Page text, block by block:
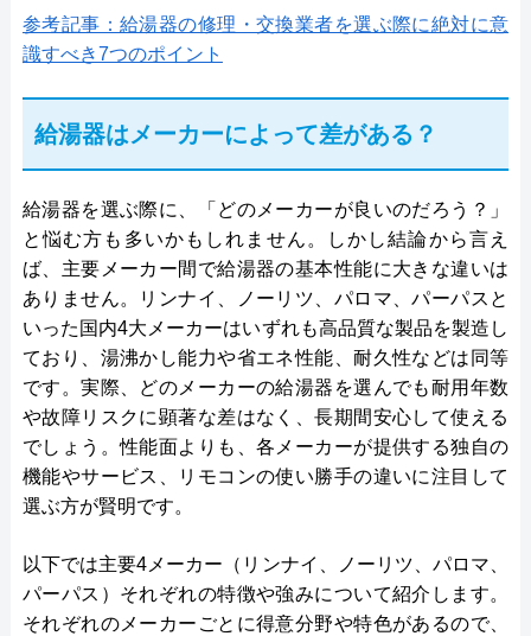
参考記事：給湯器の修理・交換業者を選ぶ際に絶対に意
識すべき7つのポイント
給湯器はメーカーによって差がある？
給湯器を選ぶ際に、「どのメーカーが良いのだろう？」
と悩む方も多いかもしれません。しかし結論から言え
ば、主要メーカー間で給湯器の基本性能に大きな違いは
ありません。リンナイ、ノーリツ、パロマ、パーパスと
いった国内4大メーカーはいずれも高品質な製品を製造し
ており、湯沸かし能力や省エネ性能、耐久性などは同等
です。実際、どのメーカーの給湯器を選んでも耐用年数
や故障リスクに顕著な差はなく、長期間安心して使える
でしょう。性能面よりも、各メーカーが提供する独自の
機能やサービス、リモコンの使い勝手の違いに注目して
選ぶ方が賢明です。
以下では主要4メーカー（リンナイ、ノーリツ、パロマ、
パーパス）それぞれの特徴や強みについて紹介します。
それぞれのメーカーごとに得意分野や特色があるので、